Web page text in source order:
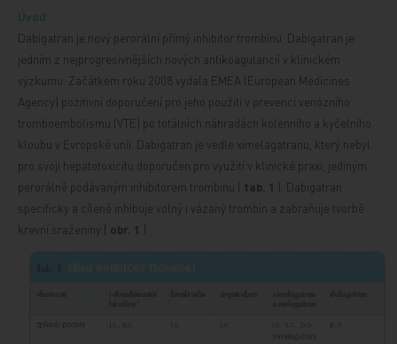
Úvod
Dabigatran je nový perorální přímý inhibitor trombinu. Dabigatran je
jedním z nejprogresivnějších nových antikoagulancií v klinickém
výzkumu. Začátkem roku 2008 vydala EMEA (European Medicines
Agency) pozitivní doporučení pro jeho použití v prevenci venózního
tromboembolismu (VTE) po totálních náhradách kolenního a kyčelního
kloubu v Evropské unii. Dabigatran je vedle ximelagatranu, který nebyl
pro svoji hepatotoxicitu doporučen pro využití v klinické praxi, jediným
perorálně podávaným inhibitorem trombinu ( tab. 1 ). Dabigatran
specificky a cíleně inhibuje volný i vázaný trombin a zabraňuje tvorbě
krevní sraženiny ( obr. 1 ).